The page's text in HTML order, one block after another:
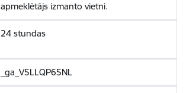
apmeklētājs izmanto vietni.
24 stundas
_ga_V5LLQP65NL